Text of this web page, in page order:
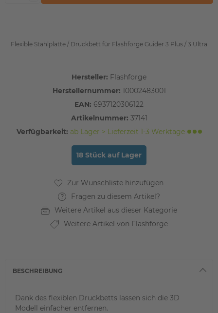
Flexible Stahlplatte / Druckbett für Flashforge Guider 3 Plus / 3 Ultra
Hersteller: Flashforge
Herstellernummer: 10002483001
EAN: 6937120306122
Artikelnummer: 37141
Verfügbarkeit: ab Lager > Lieferzeit 1-3 Werktage
18 Stück auf Lager
Fragen zu diesem Artikel?
Weitere Artikel aus dieser Kategorie
Weitere Artikel von Flashforge
BESCHREIBUNG
Dank des flexiblen Druckbetts lassen sich die 3D
Modell einfacher entfernen.